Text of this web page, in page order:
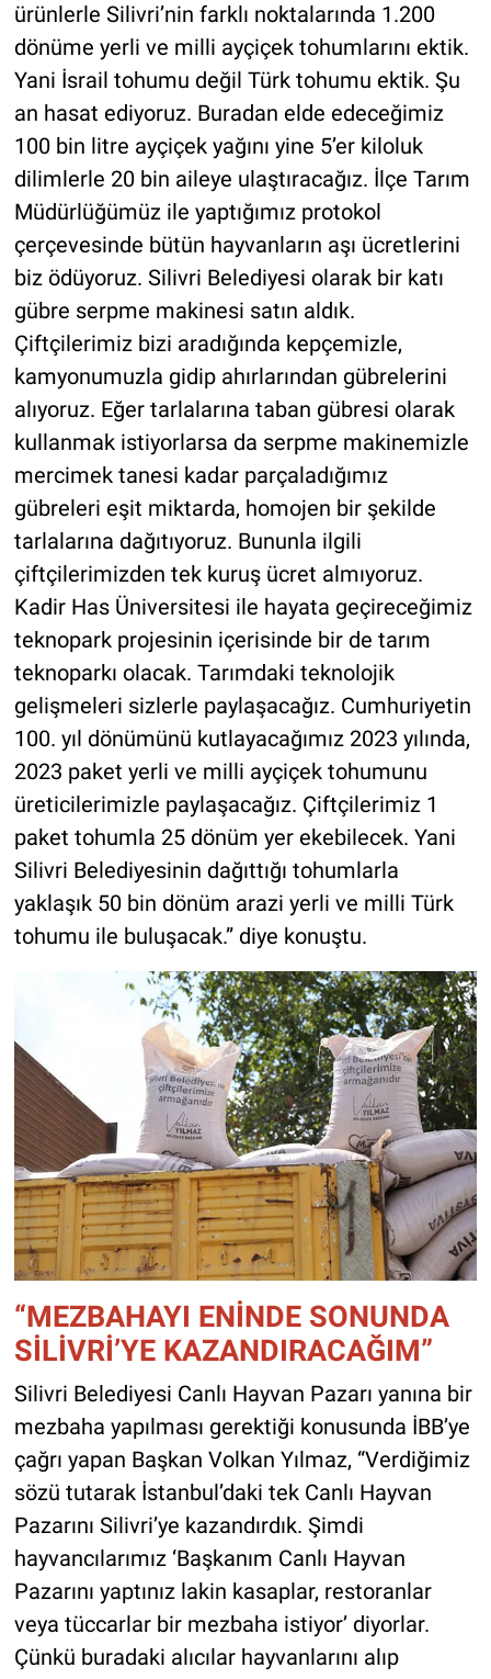
ürünlerle Silivri’nin farklı noktalarında 1.200
dönüme yerli ve milli ayçiçek tohumlarını ektik.
Yani İsrail tohumu değil Türk tohumu ektik. Şu
an hasat ediyoruz. Buradan elde edeceğimiz
100 bin litre ayçiçek yağını yine 5’er kiloluk
dilimlerle 20 bin aileye ulaştıracağız. İlçe Tarım
Müdürlüğümüz ile yaptığımız protokol
çerçevesinde bütün hayvanların aşı ücretlerini
biz ödüyoruz. Silivri Belediyesi olarak bir katı
gübre serpme makinesi satın aldık.
Çiftçilerimiz bizi aradığında kepçemizle,
kamyonumuzla gidip ahırlarından gübrelerini
alıyoruz. Eğer tarlalarına taban gübresi olarak
kullanmak istiyorlarsa da serpme makinemizle
mercimek tanesi kadar parçaladığımız
gübreleri eşit miktarda, homojen bir şekilde
tarlalarına dağıtıyoruz. Bununla ilgili
çiftçilerimizden tek kuruş ücret almıyoruz.
Kadir Has Üniversitesi ile hayata geçireceğimiz
teknopark projesinin içerisinde bir de tarım
teknoparkı olacak. Tarımdaki teknolojik
gelişmeleri sizlerle paylaşacağız. Cumhuriyetin
100. yıl dönümünü kutlayacağımız 2023 yılında,
2023 paket yerli ve milli ayçiçek tohumunu
üreticilerimizle paylaşacağız. Çiftçilerimiz 1
paket tohumla 25 dönüm yer ekebilecek. Yani
Silivri Belediyesinin dağıttığı tohumlarla
yaklaşık 50 bin dönüm arazi yerli ve milli Türk
tohumu ile buluşacak.” diye konuştu.
“MEZBAHAYI ENİNDE SONUNDA
SİLİVRİ’YE KAZANDIRACAĞIM”
Silivri Belediyesi Canlı Hayvan Pazarı yanına bir
mezbaha yapılması gerektiği konusunda İBB’ye
çağrı yapan Başkan Volkan Yılmaz, “Verdiğimiz
sözü tutarak İstanbul’daki tek Canlı Hayvan
Pazarını Silivri’ye kazandırdık. Şimdi
hayvancılarımız ‘Başkanım Canlı Hayvan
Pazarını yaptınız lakin kasaplar, restoranlar
veya tüccarlar bir mezbaha istiyor’ diyorlar.
Çünkü buradaki alıcılar hayvanlarını alıp